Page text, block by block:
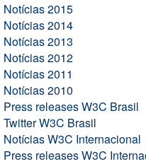
Notícias 2015
Notícias 2014
Notícias 2013
Notícias 2012
Notícias 2011
Notícias 2010
Press releases W3C Brasil
Twitter W3C Brasil
Notícias W3C Internacional
Press releases W3C